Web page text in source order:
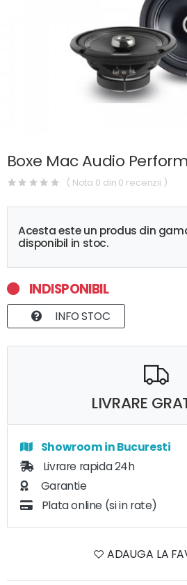
Boxe Mac Audio
( Nota 0 din 0 recenzii )
Acesta este un produs din
disponibil in stoc.
INDISPONIBIL
INFO STOC
LIVRARE
Showroom in Bucuresti
Livrare rapida 24h
Garantie
Plata online (si in rate)
ADAUGA LA